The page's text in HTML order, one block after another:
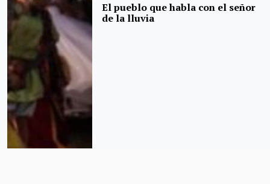
El pueblo que habla con el señor
de la lluvia